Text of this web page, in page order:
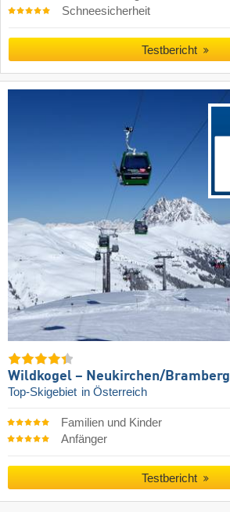
Schneesicherheit
Testbericht
Wildkogel – Neukirchen/​Bramberg
Top-Skigebiet in Österreich
Familien und Kinder
Anfänger
Testbericht